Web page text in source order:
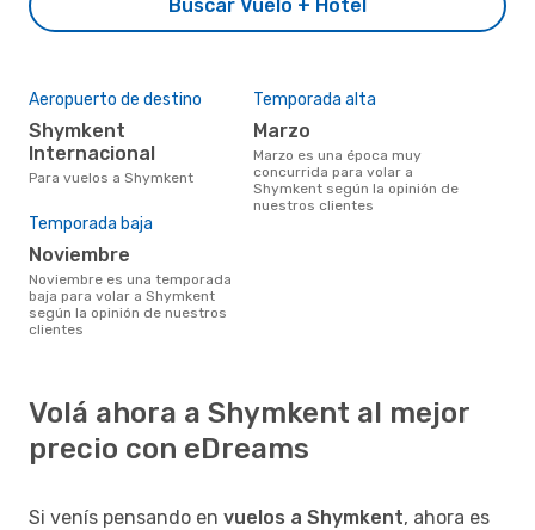
Buscar Vuelo + Hotel
Aeropuerto de destino
Shymkent
Internacional
Para vuelos a Shymkent
Temporada alta
marzo
marzo es una época muy
concurrida para volar a
Shymkent según la opinión de
nuestros clientes
Temporada baja
noviembre
noviembre es una temporada
baja para volar a Shymkent
según la opinión de nuestros
clientes
Volá ahora a Shymkent al mejor
precio con eDreams
Si venís pensando en vuelos a Shymkent, ahora es